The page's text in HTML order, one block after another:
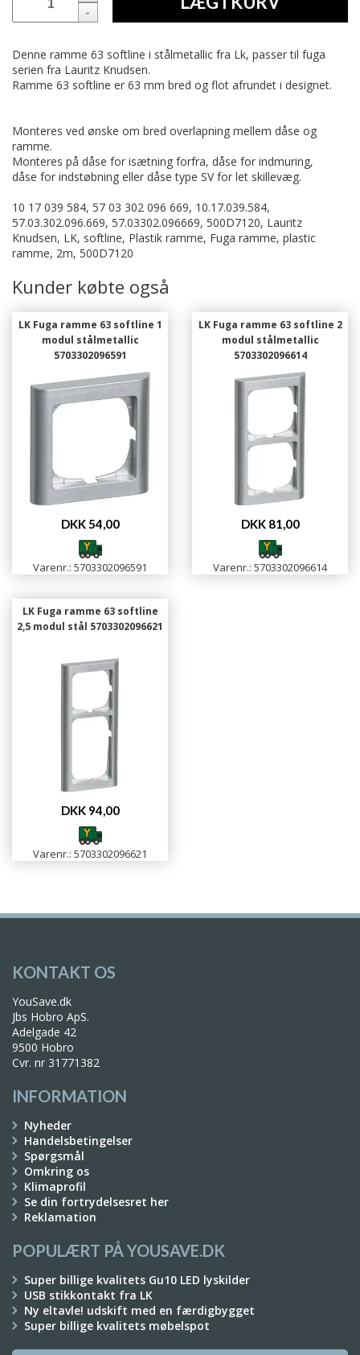
-
Denne ramme 63 softline i stålmetallic fra Lk, passer til fuga
serien fra Lauritz Knudsen.
Ramme 63 softline er 63 mm bred og flot afrundet i designet.
Monteres ved ønske om bred overlapning mellem dåse og
ramme.
Monteres på dåse for isætning forfra, dåse for indmuring,
dåse for indstøbning eller dåse type SV for let skillevæg.
10 17 039 584, 57 03 302 096 669, 10.17.039.584,
57.03.302.096.669, 57.03302.096669, 500D7120, Lauritz
Knudsen, LK, softline, Plastik ramme, Fuga ramme, plastic
ramme, 2m, 500D7120
Kunder købte også
LK Fuga ramme 63 softline 1
modul stålmetallic
5703302096591
DKK 54,00
Varenr.: 5703302096591
LK Fuga ramme 63 softline 2
modul stålmetallic
5703302096614
DKK 81,00
Varenr.: 5703302096614
LK Fuga ramme 63 softline
2,5 modul stål 5703302096621
DKK 94,00
Varenr.: 5703302096621
KONTAKT OS
YouSave.dk
Jbs Hobro ApS.
Adelgade 42
9500 Hobro
Cvr. nr 31771382
INFORMATION
Nyheder
Handelsbetingelser
Spørgsmål
Omkring os
Klimaprofil
Se din fortrydelsesret her
Reklamation
POPULÆRT PÅ YOUSAVE.DK
Super billige kvalitets Gu10 LED lyskilder
USB stikkontakt fra LK
Ny eltavle! udskift med en færdigbygget
Super billige kvalitets møbelspot